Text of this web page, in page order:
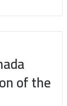
of the